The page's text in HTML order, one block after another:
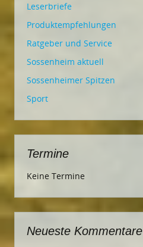
Leserbriefe
Produktempfehlungen
Ratgeber und Service
Sossenheim aktuell
Sossenheimer Spitzen
Sport
Termine
Keine Termine
Neueste Kommentare